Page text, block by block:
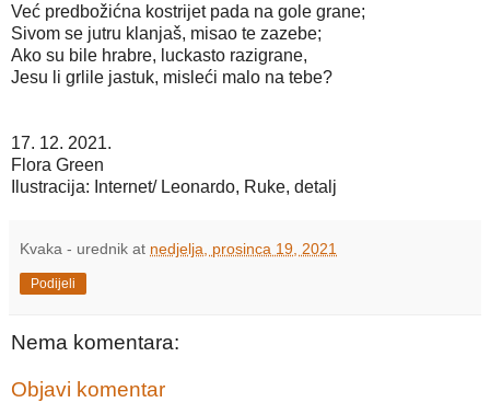
Već predbožićna kostrijet pada na gole grane;
Sivom se jutru klanjaš, misao te zazebe;
Ako su bile hrabre, luckasto razigrane,
Jesu li grlile jastuk, misleći malo na tebe?
17. 12. 2021.
Flora Green
Ilustracija: Internet/ Leonardo, Ruke, detalj
Kvaka - urednik at nedjelja, prosinca 19, 2021
Podijeli
Nema komentara:
Objavi komentar